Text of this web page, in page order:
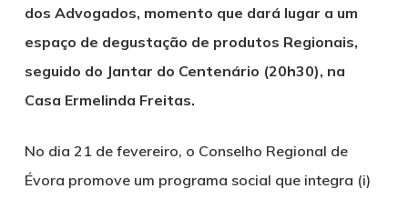
dos Advogados, momento que dará lugar a um
espaço de degustação de produtos Regionais,
seguido do Jantar do Centenário (20h30), na
Casa Ermelinda Freitas.
No dia 21 de fevereiro, o Conselho Regional de
Évora promove um programa social que integra (i)